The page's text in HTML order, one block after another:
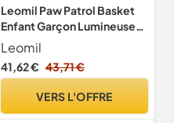
Leomil Paw Patrol Basket
Enfant Garçon Lumineuses
24, Bleu
Leomil
41,62 € 43,71 €
VERS L'OFFRE